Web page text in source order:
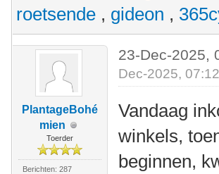
roetsende , gideon ,
PlantageBohé
mien
Toerder
Berichten: 287
23-Dec-2025,
Dec-2025,
Vandaag
winkels,
beginnen,